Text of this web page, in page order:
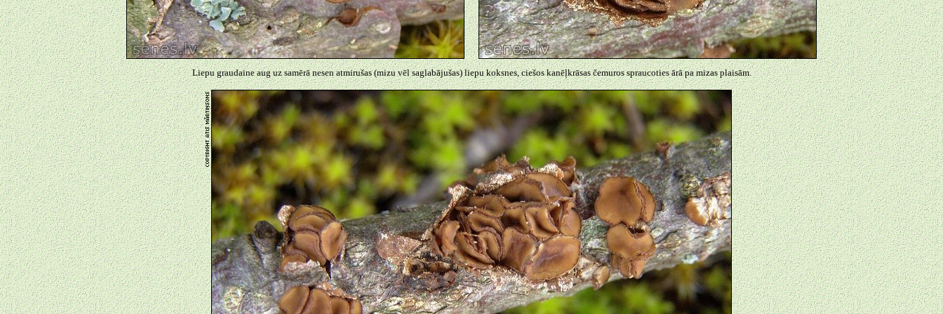
Liepu graudaine aug uz samērā nesen atmirušas (mizu vēl saglabājušas) liepu koksnes, ciešos kanēļkrāsas čemuros spraucoties ārā pa mizas plaisām.